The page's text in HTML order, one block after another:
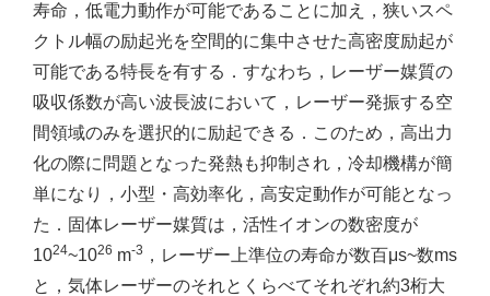
寿命，低電力動作が可能であることに加え，狭いスペ
クトル幅の励起光を空間的に集中させた高密度励起が
可能である特長を有する．すなわち，レーザー媒質の
吸収係数が高い波長波において，レーザー発振する空
間領域のみを選択的に励起できる．このため，高出力
化の際に問題となった発熱も抑制され，冷却機構が簡
単になり，小型・高効率化，高安定動作が可能となっ
た．固体レーザー媒質は，活性イオンの数密度が
1024~1026 m-3 ，レーザー上準位の寿命が数百μs~数ms
と，気体レーザーのそれとくらべてそれぞれ約3桁大